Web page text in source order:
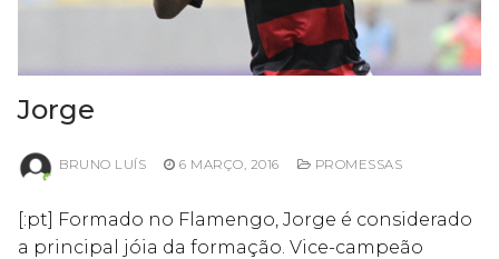
Jorge
BRUNO LUÍS 6 MARÇO, 2016 PROMESSAS
[:pt] Formado no Flamengo, Jorge é considerado
a principal jóia da formação. Vice-campeão